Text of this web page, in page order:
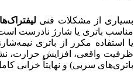
بسیاری از مشکلات فنی
مناسب باتری یا شارژ نادرست
یا استفاده مکرر از باتری
ظرفیت واقعی، افزایش حرارت،
باتری‌های سربی) و نهایتاً خرابی